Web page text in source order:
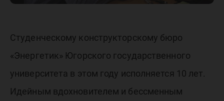
Студенческому конструкторскому бюро
«Энергетик» Югорского государственного
университета в этом году исполняется 10 лет.
Идейным вдохновителем и бессменным